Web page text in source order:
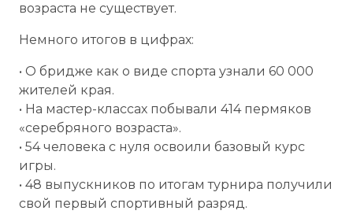
возраста не существует.
Немного итогов в цифрах:
• О бридже как о виде спорта узнали 60 000
жителей края.
• На мастер-классах побывали 414 пермяков
«серебряного возраста».
• 54 человека с нуля освоили базовый курс
игры.
• 48 выпускников по итогам турнира получили
свой первый спортивный разряд.